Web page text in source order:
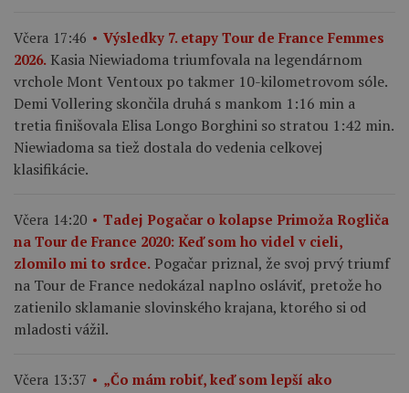
Včera 17:46
Výsledky 7. etapy Tour de France Femmes
2026. Kasia Niewiadoma triumfovala na legendárnom
vrchole Mont Ventoux po takmer 10-kilometrovom sóle.
Demi Vollering skončila druhá s mankom 1:16 min a
tretia finišovala Elisa Longo Borghini so stratou 1:42 min.
Niewiadoma sa tiež dostala do vedenia celkovej
klasifikácie.
Včera 14:20
Tadej Pogačar o kolapse Primoža Rogliča
na Tour de France 2020: Keď som ho videl v cieli,
zlomilo mi to srdce. Pogačar priznal, že svoj prvý triumf
na Tour de France nedokázal naplno osláviť, pretože ho
zatienilo sklamanie slovinského krajana, ktorého si od
mladosti vážil.
Včera 13:37
„Čo mám robiť, keď som lepší ako